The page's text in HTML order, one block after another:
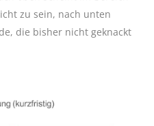
zu sein, nach unten
die bisher nicht geknackt